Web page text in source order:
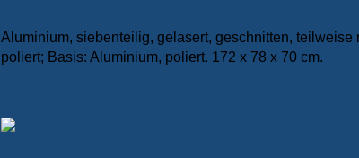
Aluminium, siebenteilig, gelasert, geschnitten, teilweise
poliert; Basis: Aluminium, poliert. 172 x 78 x 70 cm.